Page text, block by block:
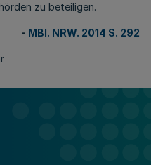
zu beteiligen.
- MBl. NRW. 2014 S. 292